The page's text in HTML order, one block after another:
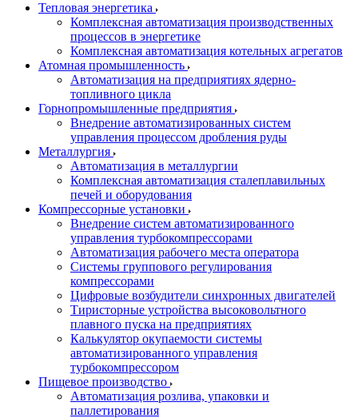
Тепловая энергетика
Комплексная автоматизация производственных
процессов в энергетике
Комплексная автоматизация котельных агрегатов
Атомная промышленность
Автоматизация на предприятиях ядерно-
топливного цикла
Горнопромышленные предприятия
Внедрение автоматизированных систем
управления процессом дробления руды
Металлургия
Автоматизация в металлургии
Комплексная автоматизация сталеплавильных
печей и оборудования
Компрессорные установки
Внедрение систем автоматизированного
управления турбокомпрессорами
Автоматизация рабочего места оператора
Системы группового регулирования
компрессорами
Цифровые возбудители синхронных двигателей
Тиристорные устройства высоковольтного
плавного пуска на предприятиях
Калькулятор окупаемости системы
автоматизированного управления
турбокомпрессором
Пищевое производство
Автоматизация розлива, упаковки и
паллетирования